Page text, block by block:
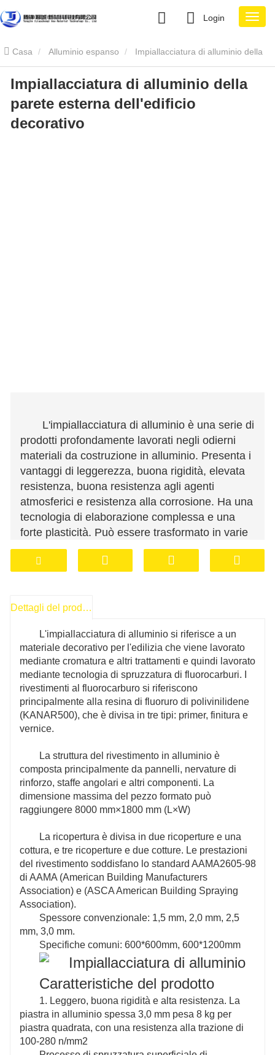
Login
Casa Alluminio espanso
parete esterna dell'edificio decorativo
Impiallacciatura di alluminio della
parete esterna dell'edificio
decorativo
L'impiallacciatura di alluminio è una serie di
prodotti profondamente lavorati negli odierni
materiali da costruzione in alluminio. Presenta i
vantaggi di leggerezza, buona rigidità, elevata
resistenza, buona resistenza agli agenti
atmosferici e resistenza alla corrosione. Ha una
tecnologia di elaborazione complessa e una
forte plasticità. Può essere trasformato in varie
forme complesse come superficie piana, curva
e sferica. Ha una vasta gamma di opzioni di
manutenzione. È facile da installare e riciclare,
prodotto è adatto per decorare pareti esterne,
travi, balconi, pareti divisorie, decorazioni
interne, ecc. di edifici ed è profondamente
apprezzato dagli utenti.
Dettagli del prodotto
L'impiallacciatura di alluminio si riferisce a un
materiale decorativo per l'edilizia che viene lavorato
mediante cromatura e altri trattamenti e quindi lavorato
mediante tecnologia di spruzzatura di fluorocarburi. I
rivestimenti al fluorocarburo si riferiscono
principalmente alla resina di fluoruro di polivinilidene
(KANAR500), che è divisa in tre tipi: primer, finitura e
vernice.
La struttura del rivestimento in alluminio è
composta principalmente da pannelli, nervature di
rinforzo, staffe angolari e altri componenti. La
dimensione massima del pezzo formato può
raggiungere 8000 mm×1800 mm (L×W)
La ricopertura è divisa in due ricoperture e una
cottura, e tre ricoperture e due cotture. Le prestazioni
del rivestimento soddisfano lo standard AAMA2605-98
di AAMA (American Building Manufacturers
Association) e (ASCA American Building Spraying
Association).
Spessore convenzionale: 1,5 mm, 2,0 mm, 2,5
mm, 3,0 mm.
Specifiche comuni: 600*600mm, 600*1200mm
Caratteristiche del prodotto
1. Leggero, buona rigidità e alta resistenza. La
piastra in alluminio spessa 3,0 mm pesa 8 kg per
piastra quadrata, con una resistenza alla trazione di
100-280 n/mm2